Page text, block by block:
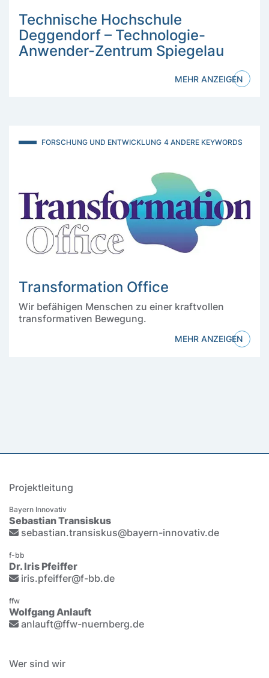
Technische Hochschule
Deggendorf – Technologie-
Anwender-Zentrum Spiegelau
MEHR ANZEIGEN
FORSCHUNG UND ENTWICKLUNG 4 ANDERE KEYWORDS
Transformation Office
Wir befähigen Menschen zu einer kraftvollen
transformativen Bewegung.
MEHR ANZEIGEN
Projektleitung
Bayern Innovativ
Sebastian Transiskus
sebastian.transiskus@bayern-innovativ.de
f-bb
Dr. Iris Pfeiffer
iris.pfeiffer@f-bb.de
ffw
Wolfgang Anlauft
anlauft@ffw-nuernberg.de
Wer sind wir